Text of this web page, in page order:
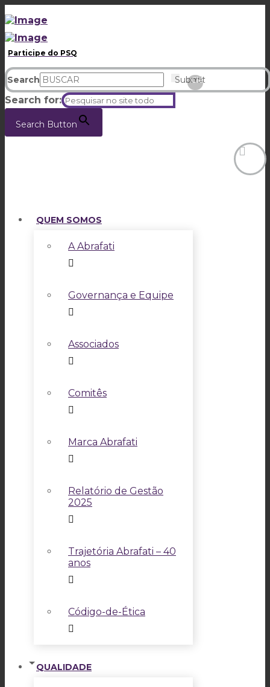
Participe do PSQ
Search Submit
Clear
Search for:
Search Button
QUEM SOMOS
A Abrafati
Governança e Equipe
Associados
Comitês
Marca Abrafati
Relatório de Gestão
2025
Trajetória Abrafati – 40
anos
Código-de-Ética
QUALIDADE